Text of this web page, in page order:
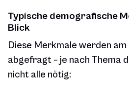
Typische demografische
Blick
Diese Merkmale werden am
abgefragt – je nach Thema
nicht alle nötig: